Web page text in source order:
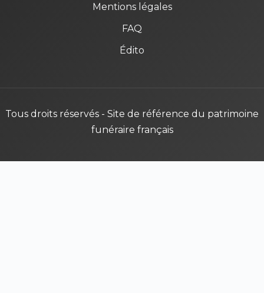
Mentions légales
FAQ
Édito
Tous droits réservés - Site de référence du patrimoine
funéraire français